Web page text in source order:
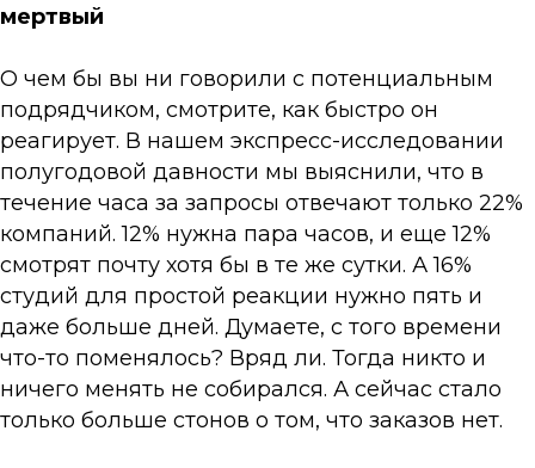
мертвый
О чем бы вы ни говорили с потенциальным
подрядчиком, смотрите, как быстро он
реагирует. В нашем экспресс-исследовании
полугодовой давности мы выяснили, что в
течение часа за запросы отвечают только 22%
компаний. 12% нужна пара часов, и еще 12%
смотрят почту хотя бы в те же сутки. А 16%
студий для простой реакции нужно пять и
даже больше дней. Думаете, с того времени
что-то поменялось? Вряд ли. Тогда никто и
ничего менять не собирался. А сейчас стало
только больше стонов о том, что заказов нет.